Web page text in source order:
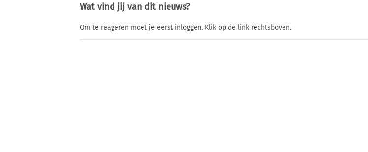
Wat vind jij van dit nieuws?
Om te reageren moet je eerst inloggen. Klik op de link rechtsboven.